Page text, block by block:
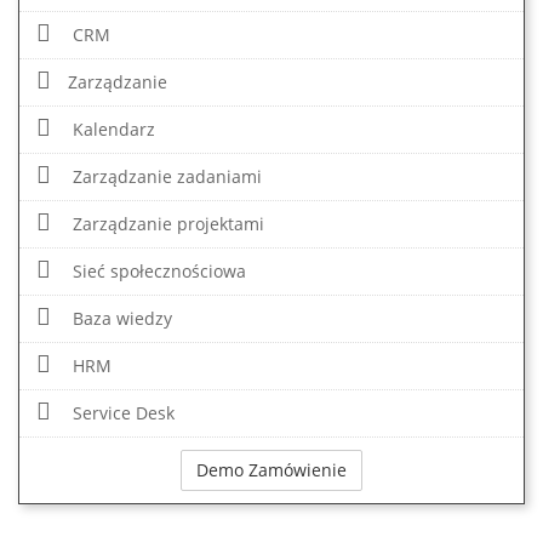
CRM
Zarządzanie
Kalendarz
Zarządzanie zadaniami
Zarządzanie projektami
Sieć społecznościowa
Baza wiedzy
HRM
Service Desk
Demo Zamówienie